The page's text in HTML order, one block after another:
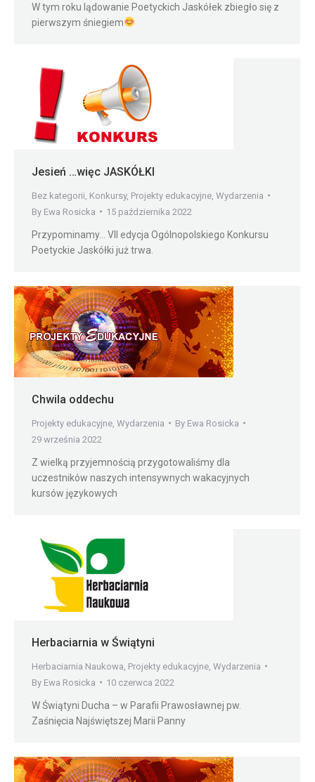
W tym roku lądowanie Poetyckich Jaskółek zbiegło się z
pierwszym śniegiem
Jesień …więc JASKÓŁKI
Bez kategorii Konkursy, Projekty edukacyjne Wydarzenia
By Ewa Rosicka 15 października 2022
Przypominamy… VII edycja Ogólnopolskiego Konkursu
Poetyckie Jaskółki już trwa.
Chwila oddechu
Projekty edukacyjne Wydarzenia By Ewa Rosicka
29 września 2022
Z wielką przyjemnością przygotowaliśmy dla
uczestników naszych intensywnych wakacyjnych
kursów językowych
Herbaciarnia w Świątyni
Herbaciarnia Naukowa Projekty edukacyjne Wydarzenia
By Ewa Rosicka 10 czerwca 2022
W Świątyni Ducha – w Parafii Prawosławnej pw.
Zaśnięcia Najświętszej Marii Panny